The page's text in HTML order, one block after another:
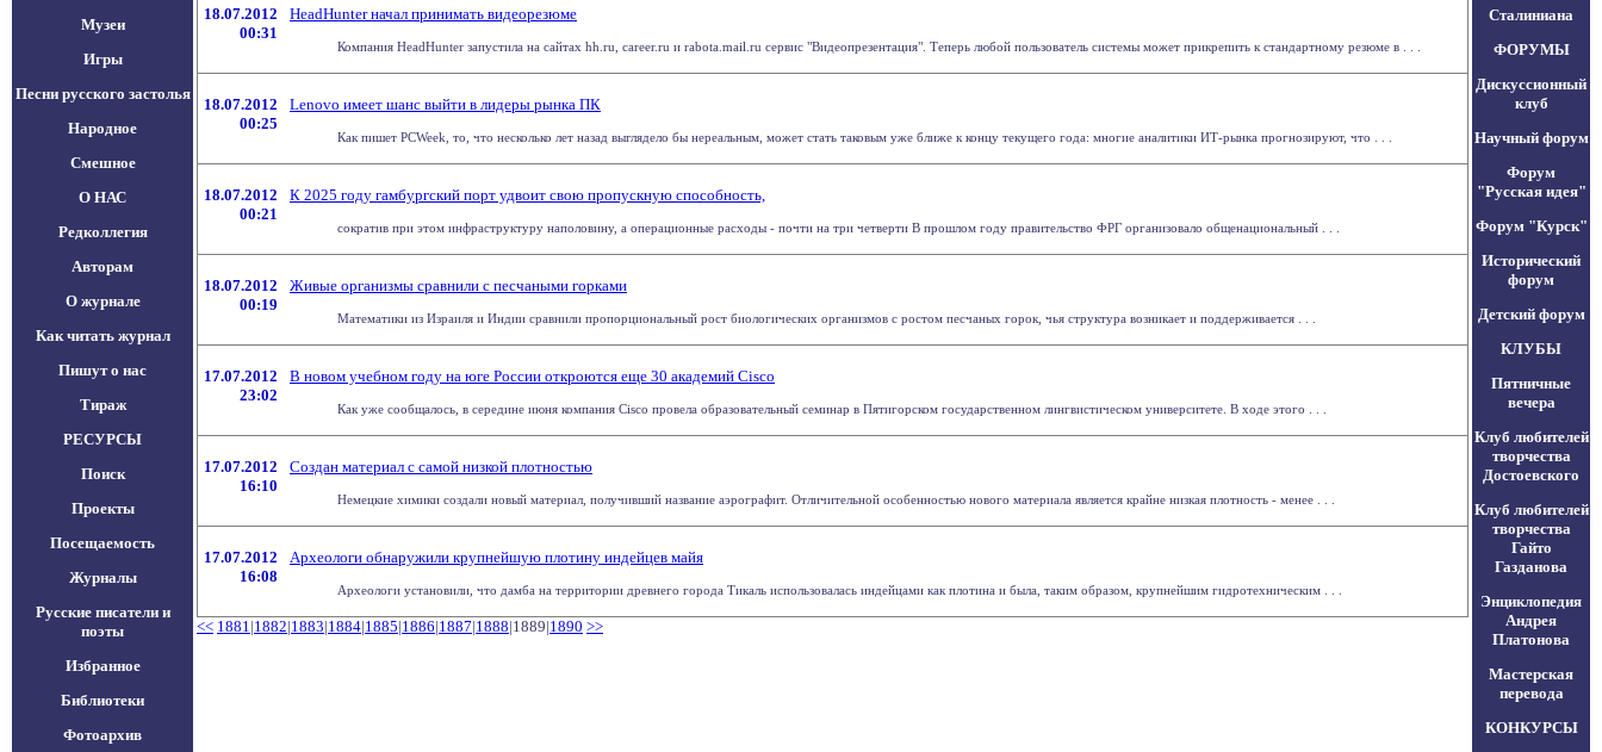
Музеи
Игры
Песни русского застолья
Народное
Смешное
О НАС
Редколлегия
Авторам
О журнале
Как читать журнал
Пишут о нас
Тираж
РЕСУРСЫ
Поиск
Проекты
Посещаемость
Журналы
Русские писатели и
поэты
Избранное
Библиотеки
Фотоархив
18.07.2012
00:31
HeadHunter начал принимать видеорезюме
Компания HeadHunter запустила на сайтах hh.ru, career.ru и rabota.mail.ru сервис "Видеопрезентация". Теперь любой пользователь системы может прикрепить к стандартному резюме в . . .
18.07.2012
00:25
Lenovo имеет шанс выйти в лидеры рынка ПК
Как пишет PCWeek, то, что несколько лет назад выглядело бы нереальным, может стать таковым уже ближе к концу текущего года: многие аналитики ИТ-рынка прогнозируют, что . . .
18.07.2012
00:21
К 2025 году гамбургский порт удвоит свою пропускную способность,
сократив при этом инфраструктуру наполовину, а операционные расходы - почти на три четверти В прошлом году правительство ФРГ организовало общенациональный . . .
18.07.2012
00:19
Живые организмы сравнили с песчаными горками
Математики из Израиля и Индии сравнили пропорциональный рост биологических организмов с ростом песчаных горок, чья структура возникает и поддерживается . . .
17.07.2012
23:02
В новом учебном году на юге России откроются еще 30 академий Cisco
Как уже сообщалось, в середине июня компания Cisco провела образовательный семинар в Пятигорском государственном лингвистическом университете. В ходе этого . . .
17.07.2012
16:10
Создан материал с самой низкой плотностью
Немецкие химики создали новый материал, получивший название аэрографит. Отличительной особенностью нового материала является крайне низкая плотность - менее . . .
17.07.2012
16:08
Археологи обнаружили крупнейшую плотину индейцев майя
Археологи установили, что дамба на территории древнего города Тикаль использовалась индейцами как плотина и была, таким образом, крупнейшим гидротехническим . . .
<< 1881|1882|1883|1884|1885|1886|1887|1888|1889|1890 >>
Сталиниана
ФОРУМЫ
Дискуссионный
клуб
Научный форум
Форум
"Русская идея"
Форум "Курск"
Исторический
форум
Детский форум
КЛУБЫ
Пятничные
вечера
Клуб любителей
творчества
Достоевского
Клуб любителей
творчества
Гайто
Газданова
Энциклопедия
Андрея
Платонова
Мастерская
перевода
КОНКУРСЫ